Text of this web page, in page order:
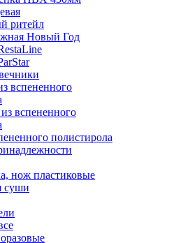
ритейл
Новый Год
вспененного
вспененного
полистирола
нож пластиковые
суши